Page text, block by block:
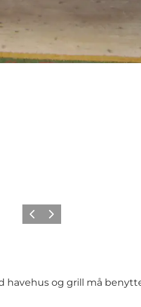
Forrige billede
Næste billede
og grill må